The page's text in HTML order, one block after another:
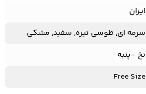
ایران
سرمه ای, طوسی تیره, سفید, مشکی
نخ -پنبه
Free Size